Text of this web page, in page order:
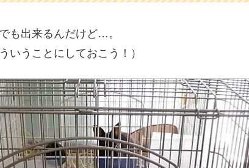
も出来るんだけど…。
うことにしておこう！）